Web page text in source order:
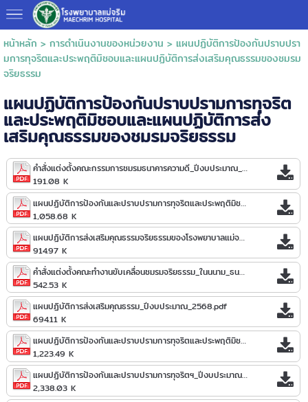
หน้าหลัก > การดำเนินงานของหน่วยงาน > แผนปฏิบัติการป้องกันปราบปรา
มการทุจริตและประพฤติมิชอบและแผนปฏิบัติการส่งเสริมคุณธรรมของชมรม
จริยธรรม
แผนปฏิบัติการป้องกันปราบปรามการทุจริต
และประพฤติมิชอบและแผนปฏิบัติการส่ง
เสริมคุณธรรมของชมรมจริยธรรม
คำสั่งแต่งตั้งคณะกรรมการชมรมธนาคารความดี_ปีงบประมาณ_2567.pdf
191.08 K
แผนปฏิบัติการป้องกันและปราบปรามการทุจริตและประพฤติมิชอบ_โรงพยาบาลแม่จริม_ประจำปีงบประมาณ_2567.pdf
1,058.68 K
แผนปฏิบัติการส่งเสริมคุณธรรมจริยธรรมของโรงพยาบาลแม่จริม_พ.ศ.2567.pdf
914.97 K
คำสั่งแต่งตั้งคณะทำงานขับเคลื่อนชมรมจริยธรรม_ในนนาม_ธนาคารความด.pdf
542.53 K
แผนปฏิบัติการส่งเสริมคุณธรรม_ปีงบประมาณ_2568.pdf
694.11 K
แผนปฏิบัติการป้องกันและปราบปรามการทุจริตและประพฤติมิชอบโรงพยาบาลแม่จริม_ประจำปีงบประมาณ_พ.ศ._2568.pdf
1,223.49 K
แผนปฏิบัติการป้องกันและปราบปรามการทุจริตฯ_ปีงบประมาณ_2569.pdf
2,338.03 K